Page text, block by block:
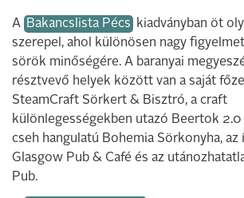
A Bakancslista Pécs
kiadványban öt
szerepel, ahol különösen nagy
sörök minőségére. A baranyai
résztvevő helyek között van a saját
SteamCraft Sörkert & Bisztró, a craft
különlegességekben utazó Beertok 2.0
cseh hangulatú Bohemia Sörkonyha, az
Glasgow Pub & Café és az
Pub.